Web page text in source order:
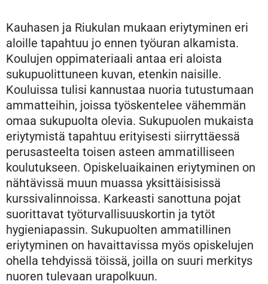
Kauhasen ja Riukulan mukaan eriytyminen eri
aloille tapahtuu jo ennen työuran alkamista.
Koulujen oppimateriaali antaa eri aloista
sukupuolittuneen kuvan, etenkin naisille.
Kouluissa tulisi kannustaa nuoria tutustumaan
ammatteihin, joissa työskentelee vähemmän
omaa sukupuolta olevia. Sukupuolen mukaista
eriytymistä tapahtuu erityisesti siirryttäessä
perusasteelta toisen asteen ammatilliseen
koulutukseen. Opiskeluaikainen eriytyminen on
nähtävissä muun muassa yksittäisisissä
kurssivalinnoissa. Karkeasti sanottuna pojat
suorittavat työturvallisuuskortin ja tytöt
hygieniapassin. Sukupuolten ammatillinen
eriytyminen on havaittavissa myös opiskelujen
ohella tehdyissä töissä, joilla on suuri merkitys
nuoren tulevaan urapolkuun.